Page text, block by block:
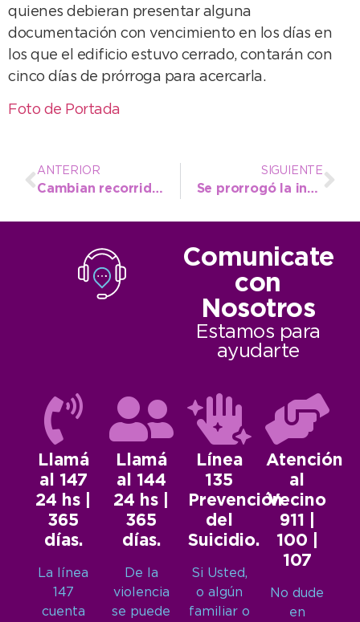
quienes debieran presentar alguna
documentación con vencimiento en los días en
los que el edificio estuvo cerrado, contarán con
cinco días de prórroga para acercarla.
Foto de Portada
ANTERIOR
Cambian recorridos del transporte público por los festejos del 170º Aniversario de Quequén
SIGUIENTE
Se prorrogó la inscripción a “Decisión Niñez” por 15 días más
Comunicate
con
Nosotros
Estamos para
ayudarte
Llamá
al 147
24 hs |
365
días.
La línea
147
cuenta
Llamá
al 144
24 hs |
365
días.
De la
violencia
se puede
Línea
135
Prevención
del
Suicidio.
Si Usted,
o algún
familiar o
Atención
al
Vecino
911 |
100 |
107
No dude
en